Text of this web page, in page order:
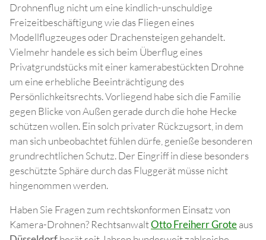
Drohnenflug nicht um eine kindlich-unschuldige
Freizeitbeschäftigung wie das Fliegen eines
Modellflugzeuges oder Drachensteigen gehandelt.
Vielmehr handele es sich beim Überflug eines
Privatgrundstücks mit einer kamerabestückten Drohne
um eine erhebliche Beeinträchtigung des
Persönlichkeitsrechts. Vorliegend habe sich die Familie
gegen Blicke von Außen gerade durch die hohe Hecke
schützen wollen. Ein solch privater Rückzugsort, in dem
man sich unbeobachtet fühlen dürfe, genieße besonderen
grundrechtlichen Schutz. Der Eingriff in diese besonders
geschützte Sphäre durch das Fluggerät müsse nicht
hingenommen werden.
Haben Sie Fragen zum rechtskonformen Einsatz von
Kamera-Drohnen? RechtsanwaltOtto Freiherr Groteaus